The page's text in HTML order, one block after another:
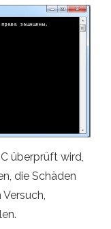
überprüft wird,
die Schäden